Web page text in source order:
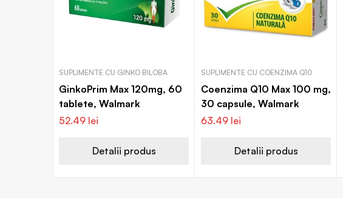
SUPLIMENTE CU GINKO BILOBA
GinkoPrim Max 120mg, 60
tablete, Walmark
52.49 lei
Detalii produs
SUPLIMENTE CU COENZIMA Q10
Coenzima Q10 Max 100 mg,
30 capsule, Walmark
63.49 lei
Detalii produs